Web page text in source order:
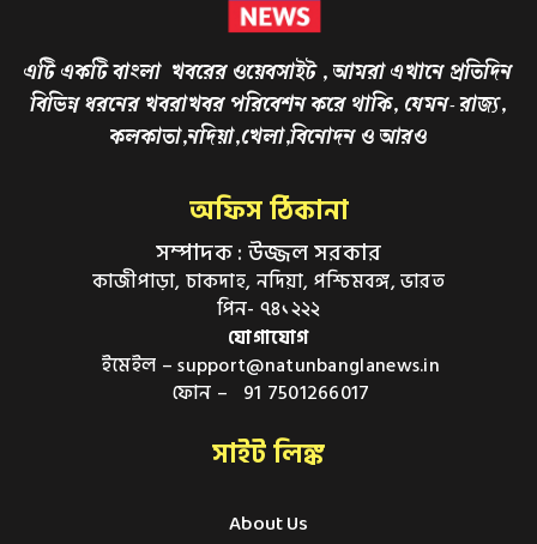
এটি একটি বাংলা খবরের ওয়েবসাইট , আমরা এখানে প্রতিদিন
বিভিন্ন ধরনের খবরাখবর পরিবেশন করে থাকি, যেমন- রাজ্য,
কলকাতা,নদিয়া,খেলা,বিনোদন ও আরও
অফিস ঠিকানা
সম্পাদক : উজ্জল সরকার
কাজীপাড়া, চাকদাহ, নদিয়া, পশ্চিমবঙ্গ, ভারত
পিন- ৭৪১২২২
যোগাযোগ
ইমেইল – support@natunbanglanews.in
ফোন – 91 7501266017
সাইট লিঙ্ক
About Us